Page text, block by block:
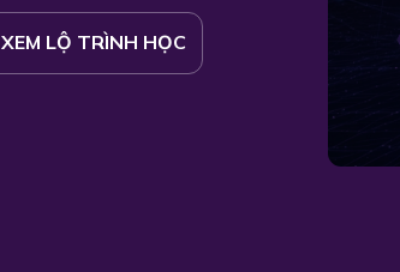
XEM LỘ TRÌNH HỌC